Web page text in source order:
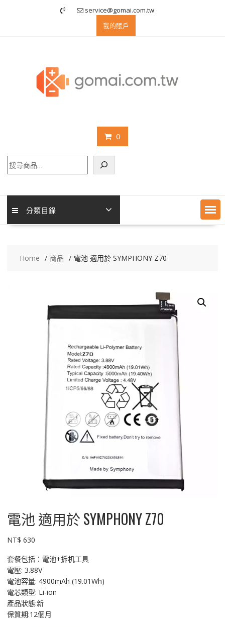
service@gomai.com.tw
我的賬戶
0
尋
分類目錄
Home 商品 電池 適用於 SYMPHONY Z70
電池 適用於 SYMPHONY Z70
NT$ 630
套餐包括：電池+拆机工具
電壓: 3.88V
電池容量: 4900mAh (19.01Wh)
電芯類型: Li-ion
產品狀態:新
保質期:12個月